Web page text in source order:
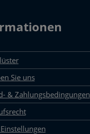
Sie uns
& Zahlungsbedingungen